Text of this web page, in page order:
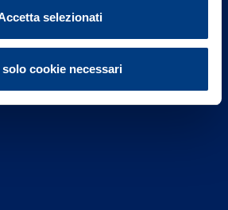
selezionati
solo cookie necessari